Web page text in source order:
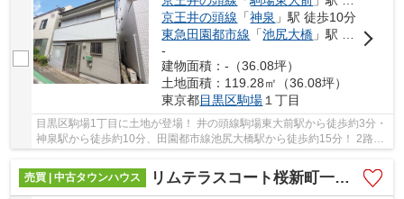
京王井の頭線 「神泉 」駅 徒歩10分
東急田園都市線 「池尻大橋 」駅 徒歩15分
-
建物面積：-（36.08坪）
土地面積：119.28㎡（36.08坪）
東京都目黒区駒場 １丁目
目黒区駒場1丁目に土地が登場！ 井の頭線駒場東大前駅から徒歩約3分・
神泉駅から徒歩約10分、田園都市線池尻大橋駅から徒歩約15分！ 2路線
3駅利用可能な大変便利な立地に位置した物件...
売買 | 中古タウンハウス
リムテラスコート桜新町一丁目